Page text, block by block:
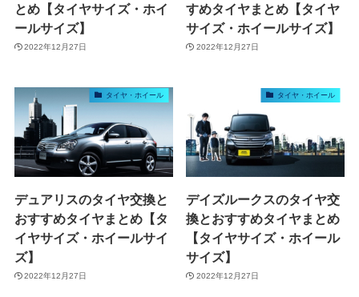
とめ【タイヤサイズ・ホイ
ールサイズ】
2022年12月27日
すめタイヤまとめ【タイヤ
サイズ・ホイールサイズ】
2022年12月27日
タイヤ・ホイール
デュアリスのタイヤ交換と
おすすめタイヤまとめ【タ
イヤサイズ・ホイールサイ
ズ】
2022年12月27日
タイヤ・ホイール
デイズルークスのタイヤ交
換とおすすめタイヤまとめ
【タイヤサイズ・ホイール
サイズ】
2022年12月27日